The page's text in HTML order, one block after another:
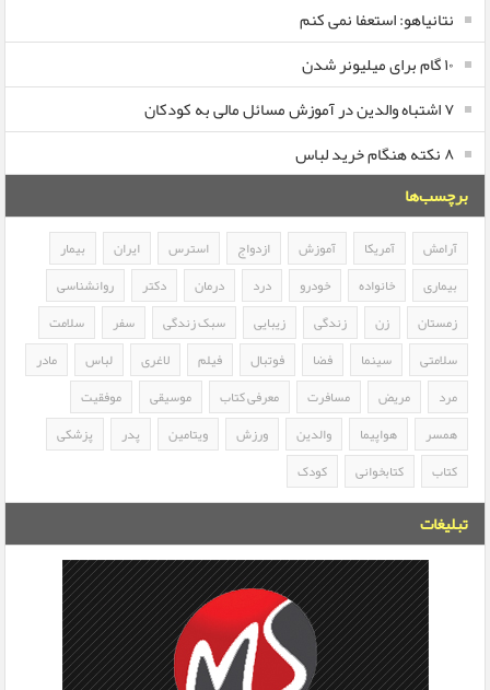
نتانیاهو: استعفا نمی کنم
۱۰ گام برای میلیونر شدن
۷ اشتباه والدین در آموزش مسائل مالی به کودکان
۸ نکته هنگام خرید لباس
برچسب‌ها
آرامش آمریکا آموزش ازدواج استرس ایران
بیمار
بیماری
خانواده خودرو درد درمان دکتر
روانشناسی
زمستان
زن زندگی زیبایی سبک زندگی سفر
سلامت
سلامتی
سینما فضا فوتبال فیلم لاغری لباس
مادر
مرد
مریض مسافرت معرفی کتاب موسیقی
موفقیت
همسر
هواپیما والدین ورزش ویتامین پدر
پزشکی
کتاب
کتابخوانی کودک
تبلیغات